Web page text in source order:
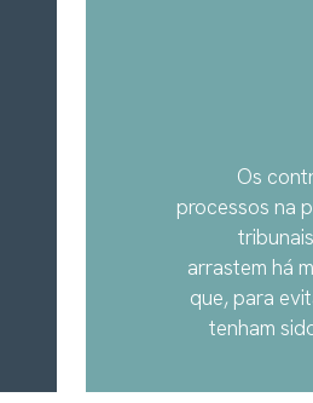
Os
processos na
arrastem há
que, para
tenham